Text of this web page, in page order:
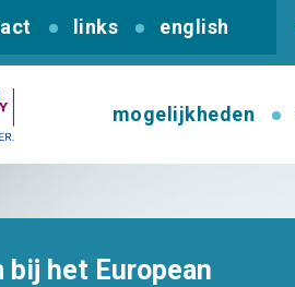
links english
mogelijkheden
bij het European